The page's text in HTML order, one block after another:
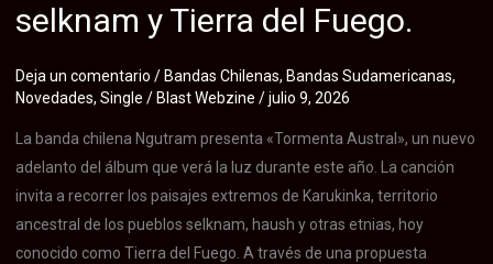
en
selknam y Tierra del Fuego.
Deja un comentario / Bandas Chilenas, Bandas Sudamericanas,
Novedades, Single / Blast Webzine /julio 9, 2026
La banda chilena Ngutram presenta «Tormenta Austral», un nuevo
adelanto del álbum que verá la luz durante este año. La canción
invita a recorrer los paisajes extremos de Karukinka, territorio
ancestral de los pueblos selknam, haush y otras etnias, hoy
conocido como Tierra del Fuego. A través de una propuesta